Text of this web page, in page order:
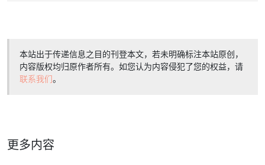
本站出于传递信息之目的刊登本文，若未明确标注本站原创，
内容版权均归原作者所有。如您认为内容侵犯了您的权益，请
联系我们。
更多内容